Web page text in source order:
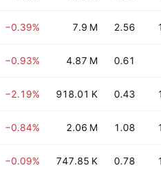
−0.39% 7.9 M 2.56
−0.93% 4.87 M 0.61
−2.19% 918.01 K 0.43
−0.84% 2.06 M 1.08
−0.09% 747.85 K 0.78